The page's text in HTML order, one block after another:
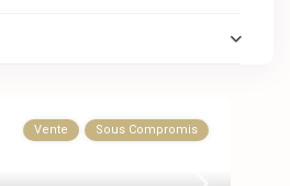
Vente Sous Compromis